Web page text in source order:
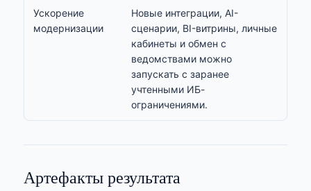
Ускорение
модернизации
Новые интеграции, AI-
сценарии, BI-витрины, личные
кабинеты и обмен с
ведомствами можно
запускать с заранее
учтенными ИБ-
ограничениями.
Артефакты результата